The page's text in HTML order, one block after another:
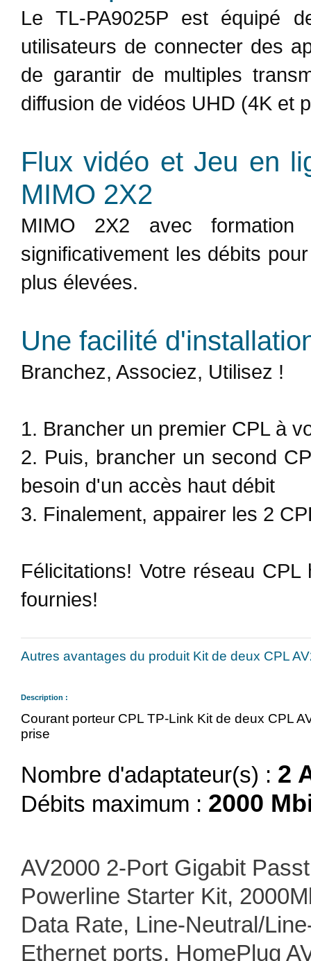
Le TL-PA9025P est équipé
utilisateurs de connecter des
de garantir de multiples
diffusion de vidéos UHD (4K et
Flux vidéo et Jeu en
MIMO 2X2
MIMO 2X2 avec formation
significativement les débits
plus élevées.
Une facilité
Branchez, Associez, Utilisez !
1. Brancher un premier CPL à
2. Puis, brancher un second
besoin d'un accès haut débit
3. Finalement, appairer les 2
Félicitations! Votre réseau
fournies!
Autres avantages du produit Kit de deux CPL
Description :
Courant porteur CPL TP-Link Kit de deux CPL
prise
Nombre d'adaptateur(s) : 2
Débits maximum : 2000
AV2000 2-Port Gigabit
Powerline Starter Kit,
Data Rate, Line-Neutral/
Ethernet ports, HomePlug